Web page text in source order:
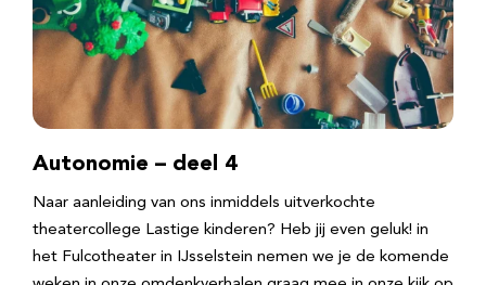
Autonomie – deel 4
Naar aanleiding van ons inmiddels uitverkochte
theatercollege Lastige kinderen? Heb jij even geluk! in
het Fulcotheater in IJsselstein nemen we je de komende